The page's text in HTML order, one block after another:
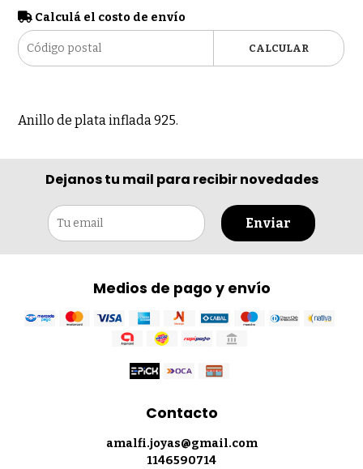
Calculá el costo de envío
CALCULAR
Anillo de plata inflada 925.
Dejanos tu mail para recibir novedades
Enviar
Medios de pago y envío
Contacto
amalfi.joyas@gmail.com
1146590714